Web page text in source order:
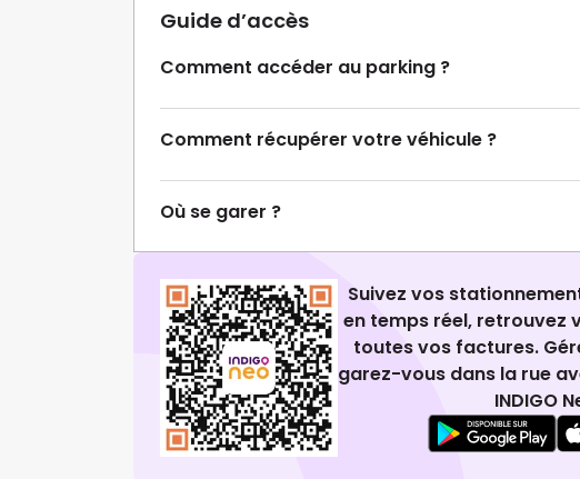
Guide d’accès
Comment accéder au parking ?
Comment récupérer votre véhicule ?
Où se garer ?
Suivez vos
en temps réel, retrouvez
toutes vos factures.
garez-vous dans la rue
INDIGO